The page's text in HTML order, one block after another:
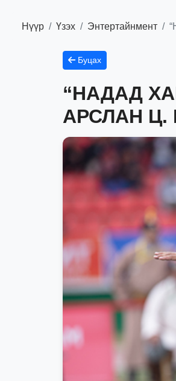
Нүүр Үзэх Энтертайнмент
Буцах
“НАДАД
АРСЛАН Ц.